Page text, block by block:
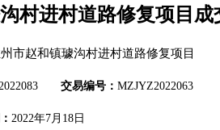
村进村道路修复项目成
市赵和镇璩沟村进村道路修复项目
交易编号： MZJYZ2022063
2022年7月 18 日